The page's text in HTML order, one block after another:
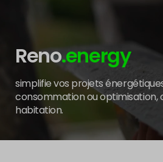
Reno.energy
simplifie vos projets
consommation ou optimisation,
habitation.